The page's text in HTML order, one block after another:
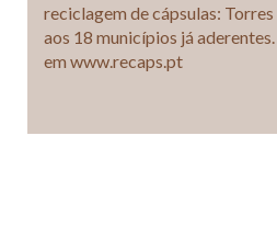
reciclagem de cápsulas:
aos 18 municípios já
em www.recaps.pt